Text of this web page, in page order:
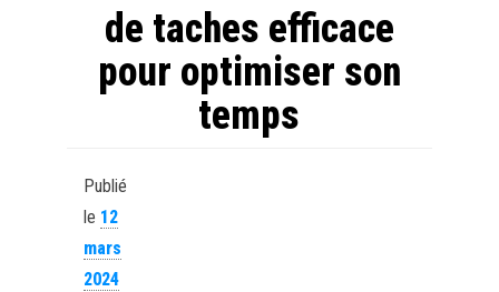
de taches efficace
pour optimiser son
temps
Publié
le 12
mars
2024